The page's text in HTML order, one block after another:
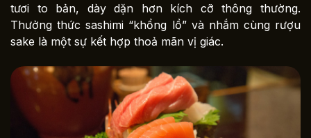
tươi to bản, dày dặn hơn kích cỡ thông thường.
Thưởng thức sashimi “khổng lồ” và nhắm cùng rượu
sake là một sự kết hợp thoả mãn vị giác.